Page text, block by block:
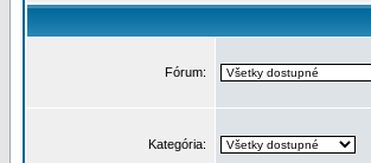
Fórum:
Kategória: